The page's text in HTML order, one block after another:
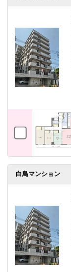
白鳥マンション